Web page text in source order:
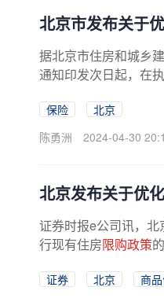
北京市发布关于
据北京市住房和城乡
通知印发次日起，在
保险
北京
陈勇洲
2024-04-30
北京发布关于优
证券时报e公司讯，
行现有住房限购政策
证券 北京
商